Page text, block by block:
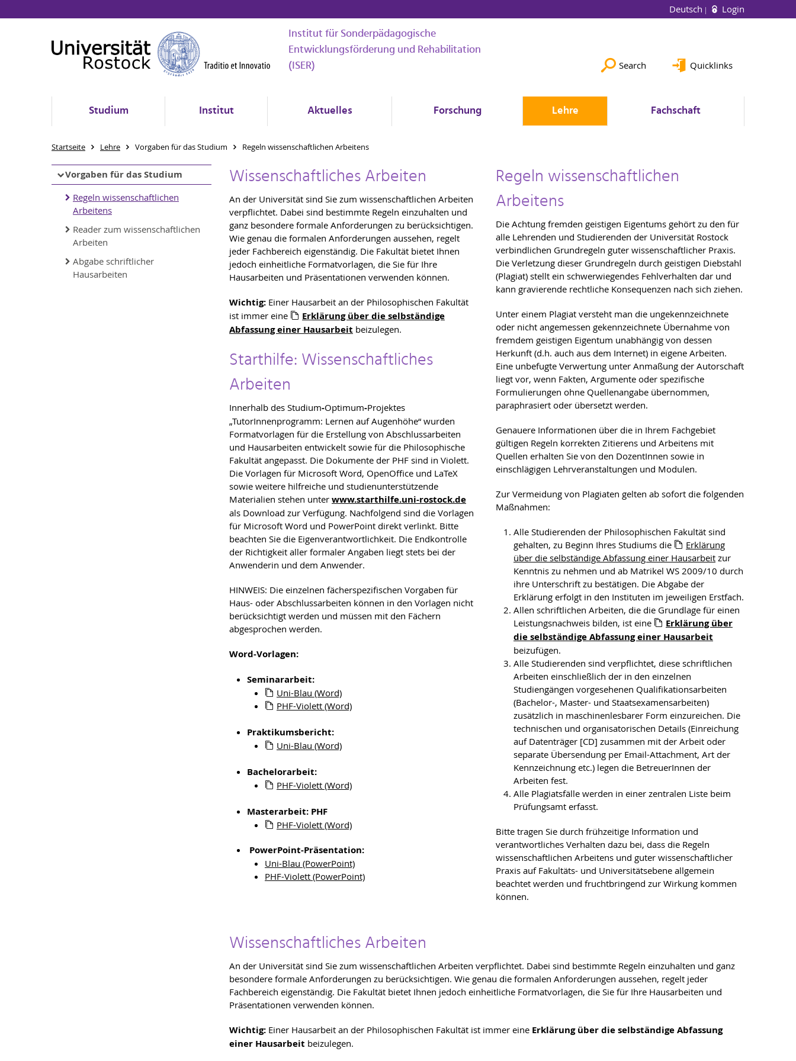
Deutsch Login
Institut für Sonderpädagogische
Entwicklungsförderung und Rehabilitation
(ISER)
Search Quicklinks
Studium Institut Aktuelles Forschung Lehre Fachschaft
Startseite Lehre Vorgaben für das Studium Regeln wissenschaftlichen Arbeitens
Vorgaben für das Studium
Regeln wissenschaftlichen
Arbeitens
Reader zum wissenschaftlichen
Arbeiten
Abgabe schriftlicher
Hausarbeiten
Wissenschaftliches Arbeiten
An der Universität sind Sie zum wissenschaftlichen Arbeiten
verpflichtet. Dabei sind bestimmte Regeln einzuhalten und
ganz besondere formale Anforderungen zu berücksichtigen.
Wie genau die formalen Anforderungen aussehen, regelt
jeder Fachbereich eigenständig. Die Fakultät bietet Ihnen
jedoch einheitliche Formatvorlagen, die Sie für Ihre
Hausarbeiten und Präsentationen verwenden können.
Wichtig: Einer Hausarbeit an der Philosophischen Fakultät
ist immer eine
Erklärung über die selbständige
Abfassung einer Hausarbeit beizulegen.
Starthilfe: Wissenschaftliches
Arbeiten
Innerhalb des Studium-Optimum-Projektes
„TutorInnenprogramm: Lernen auf Augenhöhe“ wurden
Formatvorlagen für die Erstellung von Abschlussarbeiten
und Hausarbeiten entwickelt sowie für die Philosophische
Fakultät angepasst. Die Dokumente der PHF sind in Violett.
Die Vorlagen für Microsoft Word, OpenOffice und LaTeX
sowie weitere hilfreiche und studienunterstützende
Materialien stehen unter www.starthilfe.uni-rostock.de
als Download zur Verfügung. Nachfolgend sind die Vorlagen
für Microsoft Word und PowerPoint direkt verlinkt. Bitte
beachten Sie die Eigenverantwortlichkeit. Die Endkontrolle
der Richtigkeit aller formaler Angaben liegt stets bei der
Anwenderin und dem Anwender.
HINWEIS: Die einzelnen fächerspezifischen Vorgaben für
Haus- oder Abschlussarbeiten können in den Vorlagen nicht
berücksichtigt werden und müssen mit den Fächern
abgesprochen werden.
Word-Vorlagen:
Seminararbeit:
Uni-Blau (Word)
PHF-Violett (Word)
Praktikumsbericht:
Uni-Blau (Word)
Bachelorarbeit:
PHF-Violett (Word)
Masterarbeit: PHF
PHF-Violett (Word)
PowerPoint-Präsentation:
Uni-Blau (PowerPoint)
PHF-Violett (PowerPoint)
Regeln wissenschaftlichen
Arbeitens
Die Achtung fremden geistigen Eigentums gehört zu den für
alle Lehrenden und Studierenden der Universität Rostock
verbindlichen Grundregeln guter wissenschaftlicher Praxis.
Die Verletzung dieser Grundregeln durch geistigen Diebstahl
(Plagiat) stellt ein schwerwiegendes Fehlverhalten dar und
kann gravierende rechtliche Konsequenzen nach sich ziehen.
Unter einem Plagiat versteht man die ungekennzeichnete
oder nicht angemessen gekenn­zeichnete Übernahme von
fremdem geistigen Eigentum unabhängig von dessen
Herkunft (d.h. auch aus dem Internet) in eigene Arbeiten.
Eine unbefugte Verwertung unter Anmaßung der Autorschaft
liegt vor, wenn Fakten, Argumente oder spezifische
Formulierungen ohne Quellenangabe übernommen,
paraphrasiert oder übersetzt werden.
Genauere Informationen über die in Ihrem Fachgebiet
gültigen Regeln korrekten Zitierens und Arbeitens mit
Quellen erhalten Sie von den DozentInnen sowie in
einschlägigen Lehrveranstaltungen und Modulen.
Zur Vermeidung von Plagiaten gelten ab sofort die folgenden
Maßnahmen:
Alle Studierenden der Philosophischen Fakultät sind
gehalten, zu Beginn Ihres Studiums die
Erklärung
über die selbständige Abfassung einer Hausarbeit zur
Kenntnis zu nehmen und ab Matrikel WS 2009/10 durch
ihre Unterschrift zu bestätigen. Die Abgabe der
Erklärung erfolgt in den Instituten im jeweiligen Erstfach.
Allen schriftlichen Arbeiten, die die Grundlage für einen
Leistungsnachweis bilden, ist eine
Erklärung über
die selbständige Abfassung einer Hausarbeit
beizufügen.
Alle Studierenden sind verpflichtet, diese schriftlichen
Arbeiten einschließlich der in den einzelnen
Studiengängen vorgesehenen Qualifikationsarbeiten
(Bachelor-, Master- und Staatsexamensarbeiten)
zusätzlich in maschinenlesbarer Form einzureichen. Die
technischen und organisatorischen Details (Einreichung
auf Datenträger [CD] zusammen mit der Arbeit oder
separate Übersendung per Email-Attachment, Art der
Kennzeichnung etc.) legen die BetreuerInnen der
Arbeiten fest.
Alle Plagiatsfälle werden in einer zentralen Liste beim
Prüfungsamt erfasst.
Bitte tragen Sie durch frühzeitige Information und
verantwortliches Verhalten dazu bei, dass die Regeln
wissenschaftlichen Arbeitens und guter wissenschaftlicher
Praxis auf Fakultäts- und Universitätsebene allgemein
beachtet werden und fruchtbringend zur Wirkung kommen
können.
Wissenschaftliches Arbeiten
An der Universität sind Sie zum wissenschaftlichen Arbeiten verpflichtet. Dabei sind bestimmte Regeln einzuhalten und ganz
besondere formale Anforderungen zu berücksichtigen. Wie genau die formalen Anforderungen aussehen, regelt jeder
Fachbereich eigenständig. Die Fakultät bietet Ihnen jedoch einheitliche Formatvorlagen, die Sie für Ihre Hausarbeiten und
Präsentationen verwenden können.
Wichtig: Einer Hausarbeit an der Philosophischen Fakultät ist immer eine Erklärung über die selbständige Abfassung
einer Hausarbeit beizulegen.